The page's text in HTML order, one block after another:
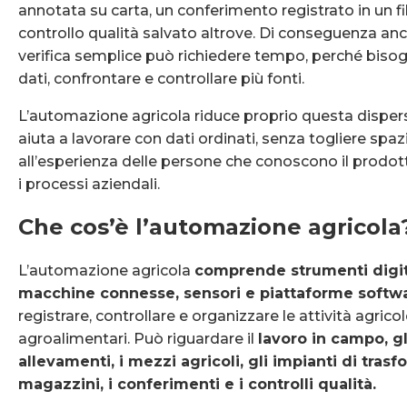
annotata su carta, un conferimento registrato in un
controllo qualità salvato altrove. Di conseguenza
verifica semplice può richiedere tempo, perché
dati, confrontare e controllare più fonti.
L’automazione agricola riduce proprio questa
aiuta a lavorare con dati ordinati, senza togliere
all’esperienza delle persone che conoscono il
i processi aziendali.
Che cos’è l’automazione
L’automazione agricola comprende strumenti
macchine connesse, sensori e piattaforme
registrare, controllare e organizzare le attività
agroalimentari. Può riguardare il lavoro in campo,
allevamenti, i mezzi agricoli, gli impianti di
magazzini, i conferimenti e i controlli qualità.